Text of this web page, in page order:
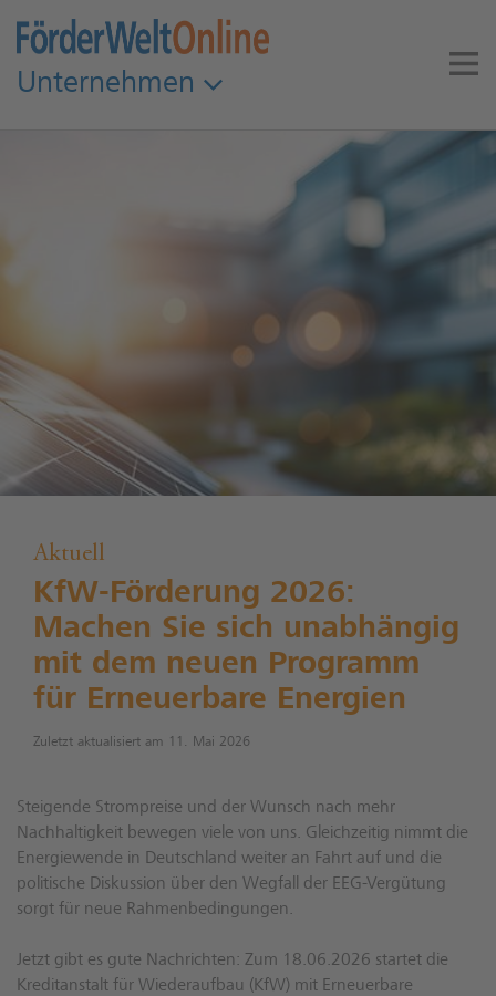
Unternehmen
Aktuell
KfW-Förderung 2026:
Machen Sie sich unabhängig
mit dem neuen Programm
für Erneuerbare Energien
Zuletzt aktualisiert am 11. Mai 2026
Steigende Strompreise und der Wunsch nach mehr
Nachhaltigkeit bewegen viele von uns. Gleichzeitig nimmt die
Energiewende in Deutschland weiter an Fahrt auf und die
politische Diskussion über den Wegfall der EEG-Vergütung
sorgt für neue Rahmenbedingungen.
Jetzt gibt es gute Nachrichten: Zum 18.06.2026 startet die
Kreditanstalt für Wiederaufbau (KfW) mit Erneuerbare